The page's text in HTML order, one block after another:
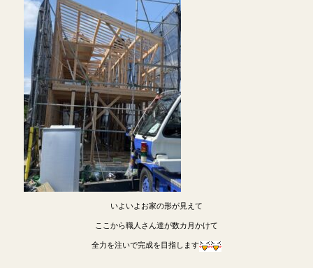
いよいよお家の形が見えて
ここから職人さん達が数カ月かけて
全力を注いで完成を目指します